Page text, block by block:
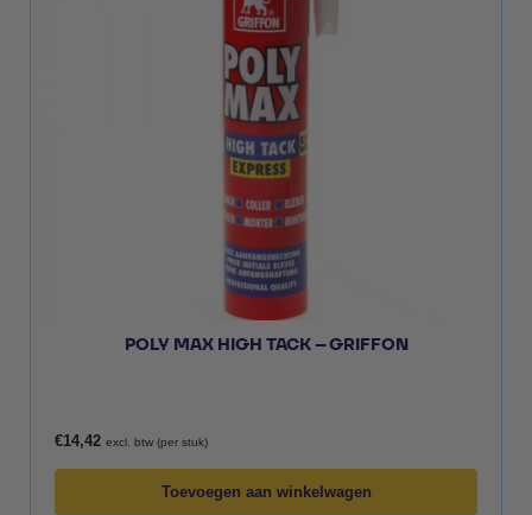
POLY MAX HIGH TACK – GRIFFON
€14,42 excl. btw (per stuk)
Toevoegen aan winkelwagen